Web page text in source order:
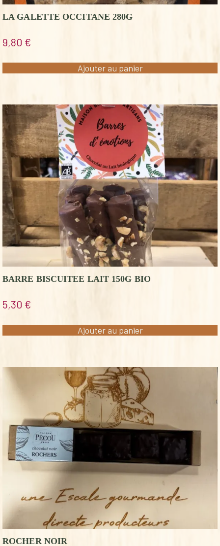
LA GALETTE OCCITANE 280G
9,80 €
Ajouter au panier
BARRE BISCUITEE LAIT 150G BIO
5,30 €
Ajouter au panier
ROCHER NOIR